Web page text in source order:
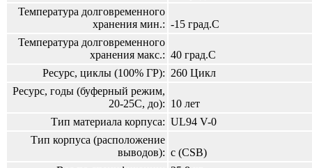
Температура долговременного
хранения мин.: -15 град.С
Температура долговременного
хранения макс.: 40 град.С
Ресурс, циклы (100% ГР): 260 Цикл
Ресурс, годы (буферный режим,
20-25С, до): 10 лет
Тип материала корпуса: UL94 V-0
Тип корпуса (расположение
выводов): c (CSB)